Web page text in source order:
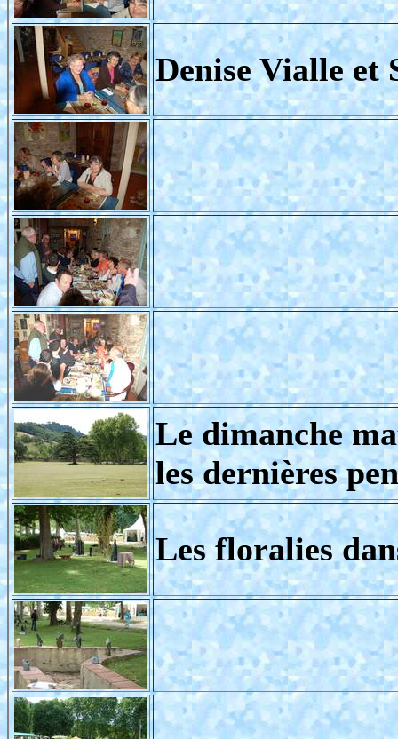
Denise Vialle et
Le dimanche
les dernières
Les floralies